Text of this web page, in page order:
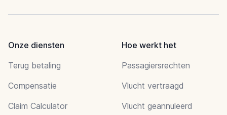
Onze diensten
Terug betaling
Compensatie
Claim Calculator
Hoe werkt het
Passagiersrechten
Vlucht vertraagd
Vlucht geannuleerd